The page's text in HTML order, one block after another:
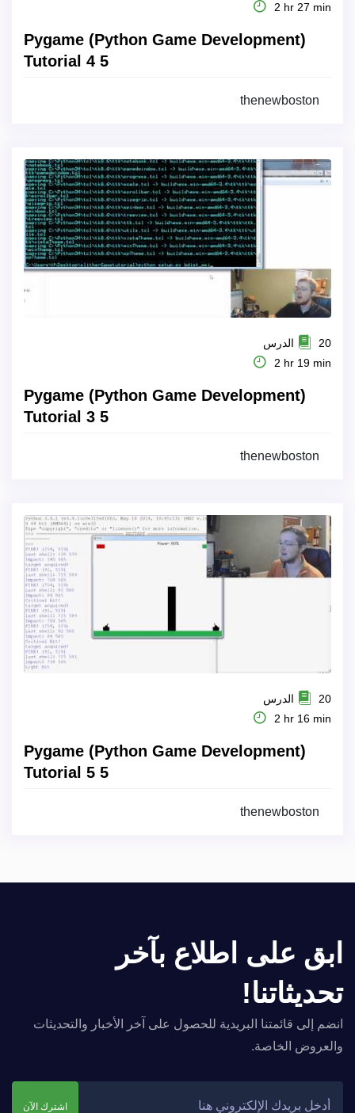
2 hr 27 min
Pygame (Python Game Development)
Tutorial 4 5
thenewboston
20 الدرس
2 hr 19 min
Pygame (Python Game Development)
Tutorial 3 5
thenewboston
20 الدرس
2 hr 16 min
Pygame (Python Game Development)
Tutorial 5 5
thenewboston
ابق على اطلاع بآخر
تحديثاتنا!
انضم إلى قائمتنا البريدية للحصول على آخر الأخبار والتحديثات
والعروض الخاصة.
اشترك الآن